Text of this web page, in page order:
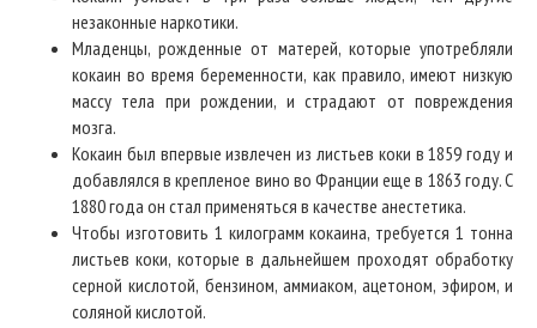
незаконные наркотики.
Младенцы, рожденные от матерей, которые употребляли
кокаин во время беременности, как правило, имеют низкую
массу тела при рождении, и страдают от повреждения
мозга.
Кокаин был впервые извлечен из листьев коки в 1859 году и
добавлялся в крепленое вино во Франции еще в 1863 году. С
1880 года он стал применяться в качестве анестетика.
Чтобы изготовить 1 килограмм кокаина, требуется 1 тонна
листьев коки, которые в дальнейшем проходят обработку
серной кислотой, бензином, аммиаком, ацетоном, эфиром, и
соляной кислотой.